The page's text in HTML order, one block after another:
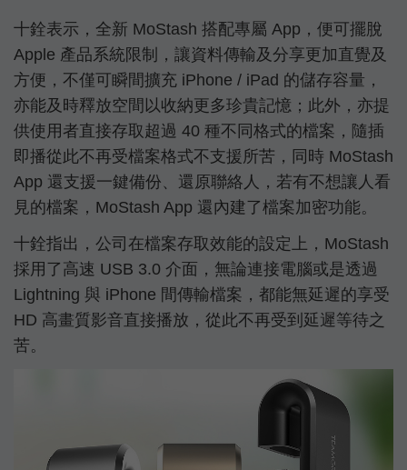
十銓表示，全新 MoStash 搭配專屬 App，便可擺脫
Apple 產品系統限制，讓資料傳輸及分享更加直覺及
方便，不僅可瞬間擴充 iPhone / iPad 的儲存容量，
亦能及時釋放空間以收納更多珍貴記憶；此外，亦提
供使用者直接存取超過 40 種不同格式的檔案，隨插
即播從此不再受檔案格式不支援所苦，同時 MoStash
App 還支援一鍵備份、還原聯絡人，若有不想讓人看
見的檔案，MoStash App 還內建了檔案加密功能。
十銓指出，公司在檔案存取效能的設定上，MoStash
採用了高速 USB 3.0 介面，無論連接電腦或是透過
Lightning 與 iPhone 間傳輸檔案，都能無延遲的享受
HD 高畫質影音直接播放，從此不再受到延遲等待之
苦。